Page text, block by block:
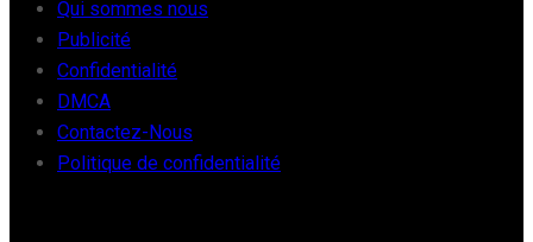
Qui sommes nous
Publicité
Confidentialité
DMCA
Contactez-Nous
Politique de confidentialité